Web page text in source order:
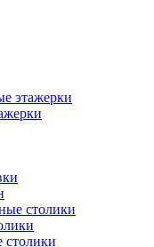
этажерки
столики
столики